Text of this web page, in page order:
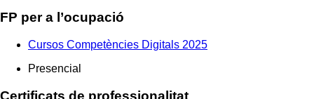
FP per a l’ocupació
Cursos Competències Digitals 2025
Presencial
Certificats de professionalitat